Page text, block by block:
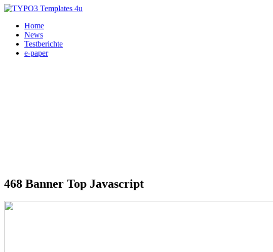
Home
News
Testberichte
e-paper
468 Banner Top Javascript